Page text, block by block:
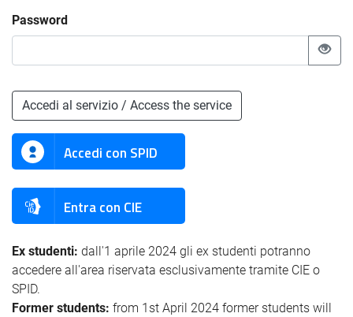
Password
Accedi al servizio / Access the service
Accedi con SPID
Entra con CIE
Ex studenti: dall'1 aprile 2024 gli ex studenti potranno
accedere all'area riservata esclusivamente tramite CIE o
SPID.
Former students: from 1st April 2024 former students will